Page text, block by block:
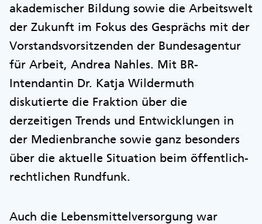
akademischer Bildung sowie die Arbeitswelt
der Zukunft im Fokus des Gesprächs mit der
Vorstandsvorsitzenden der Bundesagentur
für Arbeit, Andrea Nahles. Mit BR-
Intendantin Dr. Katja Wildermuth
diskutierte die Fraktion über die
derzeitigen Trends und Entwicklungen in
der Medienbranche sowie ganz besonders
über die aktuelle Situation beim öffentlich-
rechtlichen Rundfunk.
Auch die Lebensmittelversorgung war